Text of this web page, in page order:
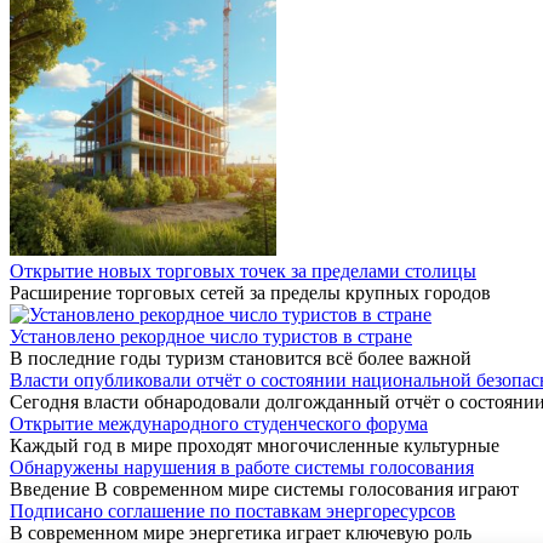
Открытие новых торговых точек за пределами столицы
Расширение торговых сетей за пределы крупных городов
Установлено рекордное число туристов в стране
В последние годы туризм становится всё более важной
Власти опубликовали отчёт о состоянии национальной
Сегодня власти обнародовали долгожданный отчёт о состоянии
Открытие международного студенческого форума
Каждый год в мире проходят многочисленные культурные
Обнаружены нарушения в работе системы голосования
Введение В современном мире системы голосования играют
Подписано соглашение по поставкам энергоресурсов
В современном мире энергетика играет ключевую роль